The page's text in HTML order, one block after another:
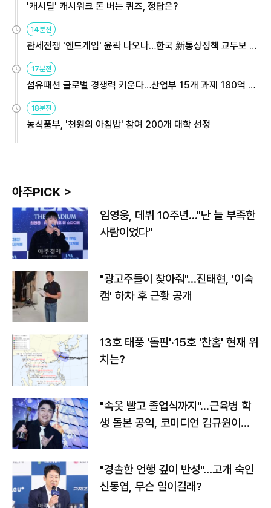
'캐시딜' 캐시워크 돈 버는 퀴즈, 정답은?
14분전
관세전쟁 '엔드게임' 윤곽 나오나…한국 新통상정책 교두보 활
용해야
17분전
섬유패션 글로벌 경쟁력 키운다…산업부 15개 과제 180억 지
원
18분전
농식품부, '천원의 아침밥' 참여 200개 대학 선정
아주PICK >
임영웅, 데뷔 10주년…"난 늘 부족한
사람이었다"
"광고주들이 찾아줘"…진태현, '이숙
캠' 하차 후 근황 공개
13호 태풍 '돌핀'·15호 '찬홈' 현재 위
치는?
"속옷 빨고 졸업식까지"…근육병 학
생 돌본 공익, 코미디언 김규원이었
"경솔한 언행 깊이 반성"…고개 숙인
신동엽, 무슨 일이길래?